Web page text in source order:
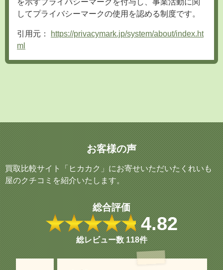
してプライバシーマークの使用を認める制度です。
ml
お客様の声
買取比較サイト「ヒカカク」にお寄せいただいたくれいも
屋のクチコミを紹介いたします。
総合評価
★★★★★4.82
総レビュー数118件